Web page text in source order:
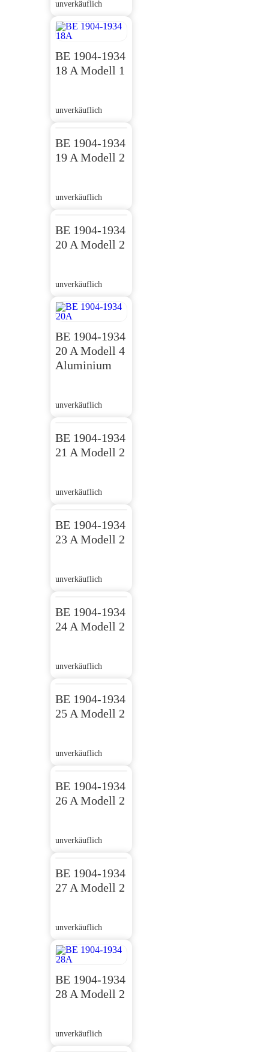
unverkäuflich
BE 1904-1934
18 A Modell 1
unverkäuflich
BE 1904-1934
19 A Modell 2
unverkäuflich
BE 1904-1934
20 A Modell 2
unverkäuflich
BE 1904-1934
20 A Modell 4
Aluminium
unverkäuflich
BE 1904-1934
21 A Modell 2
unverkäuflich
BE 1904-1934
23 A Modell 2
unverkäuflich
BE 1904-1934
24 A Modell 2
unverkäuflich
BE 1904-1934
25 A Modell 2
unverkäuflich
BE 1904-1934
26 A Modell 2
unverkäuflich
BE 1904-1934
27 A Modell 2
unverkäuflich
BE 1904-1934
28 A Modell 2
unverkäuflich